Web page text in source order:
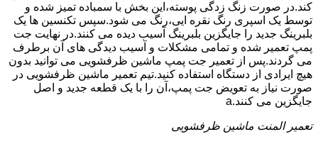
کند.در صورت زنگ زدگی پوسته،این بخش با سمباده تمیز شده و
توسط یک اسپری رنگ نقره ایی،رنگ می شود.سپس تکنسین ها یک
بلبرینگ جدید را جایگزین بلبرینگ آسیب دیده می کنند.در نهایت جت
پمپ تعمیر شده و تمامی مشکلات و آسیب دیدگی های آن برطرف
می گردند.پس از تعمیر جت پمپ ماشین ظرفشویی می توانید بدون
هیچ ایرادی از دستگاه استفاده کنید.تیم تعمیر ماشین ظرفشویی در
صورت نیاز به تعویض جت پمپ،آن را با یک قطعه جدید و اصل
جایگزین می کنند.a
تعمیر المنت ماشین ظرفشویی